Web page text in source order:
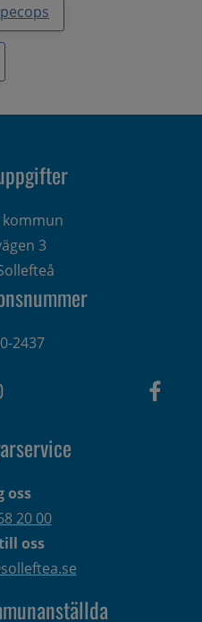
kommun
3
2437
oss
20 00
oss